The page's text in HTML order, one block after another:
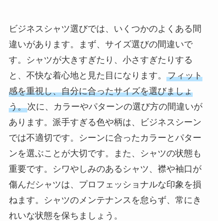
ビジネスシャツ選びでは、いくつかのよくある間
違いがあります。まず、サイズ選びの間違いで
す。シャツが大きすぎたり、小さすぎたりする
と、不快な着心地と見た目になります。 フィット
感を重視し、自分に合ったサイズを選びましょ
う。次に、カラーやパターンの選び方の間違いが
あります。派手すぎる色や柄は、ビジネスシーン
では不適切です。シーンに合ったカラーとパター
ンを選ぶことが大切です。また、シャツの状態も
重要です。シワやしみのあるシャツ、襟や袖口が
傷んだシャツは、プロフェッショナルな印象を損
ねます。シャツのメンテナンスを怠らず、常にき
れいな状態を保ちましょう。